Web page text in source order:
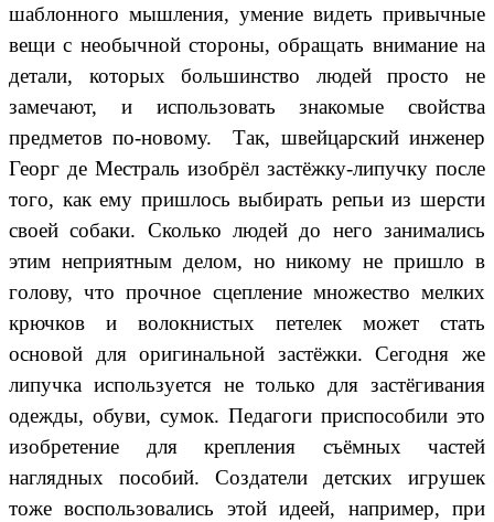
шаблонного мышления, умение видеть привычные
вещи с необычной стороны, обращать внимание на
детали, которых большинство людей просто не
замечают, и использовать знакомые свойства
предметов по-новому.
Так, швейцарский инженер
Георг де Местраль изобрёл застёжку-липучку после
того, как ему пришлось выбирать репьи из шерсти
своей собаки. Сколько людей до него занимались
этим неприятным делом, но никому не пришло в
голову, что прочное сцепление множество мелких
крючков и волокнистых петелек может стать
основой для оригинальной застёжки. Сегодня же
липучка используется не только для застёгивания
одежды, обуви, сумок. Педагоги приспособили это
изобретение для крепления съёмных частей
наглядных пособий. Создатели детских игрушек
тоже воспользовались этой идеей, например, при